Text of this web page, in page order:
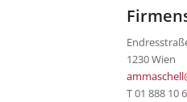
1230 Wien
T 01 888 10